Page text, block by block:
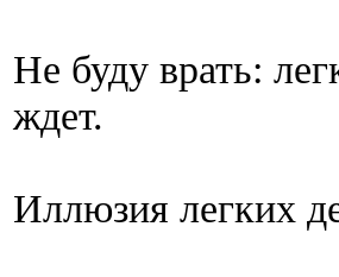
Не буду врать:
ждет.
Иллюзия легких